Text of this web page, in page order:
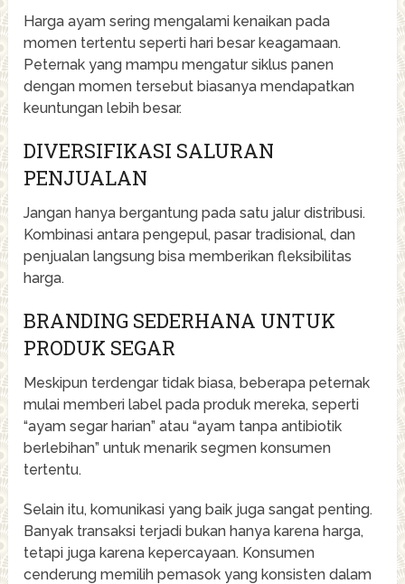
Harga ayam sering mengalami kenaikan pada
momen tertentu seperti hari besar keagamaan.
Peternak yang mampu mengatur siklus panen
dengan momen tersebut biasanya mendapatkan
keuntungan lebih besar.
DIVERSIFIKASI SALURAN
PENJUALAN
Jangan hanya bergantung pada satu jalur distribusi.
Kombinasi antara pengepul, pasar tradisional, dan
penjualan langsung bisa memberikan fleksibilitas
harga.
BRANDING SEDERHANA UNTUK
PRODUK SEGAR
Meskipun terdengar tidak biasa, beberapa peternak
mulai memberi label pada produk mereka, seperti
“ayam segar harian” atau “ayam tanpa antibiotik
berlebihan” untuk menarik segmen konsumen
tertentu.
Selain itu, komunikasi yang baik juga sangat penting.
Banyak transaksi terjadi bukan hanya karena harga,
tetapi juga karena kepercayaan. Konsumen
cenderung memilih pemasok yang konsisten dalam